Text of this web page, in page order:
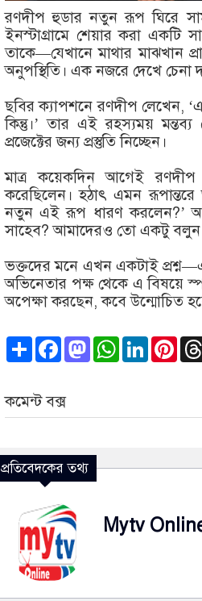
রণদীপ হুডার নতুন রূপ ঘিরে
ইনস্টাগ্রামে শেয়ার করা একটি
তাকে—যেখানে মাথার মাঝখান
অনুপস্থিতি। এক নজরে দেখে চেনা
ছবির ক্যাপশনে রণদীপ লেখেন,
কিন্তু।’ তার এই রহস্যময়
প্রজেক্টের জন্য প্রস্তুতি নিচ্ছেন।
মাত্র কয়েকদিন আগেই
করেছিলেন। হঠাৎ এমন
নতুন এই রূপ ধারণ করলেন?’
সাহেব? আমাদেরও তো একটু
ভক্তদের মনে এখন একটাই
অভিনেতার পক্ষ থেকে এ বিষয়ে
অপেক্ষা করছেন, কবে উন্মোচিত
ShareFacebook
Mastodon
WhatsApp
কমেন্ট বক্স
প্রতিবেদকের তথ্য
Mytv